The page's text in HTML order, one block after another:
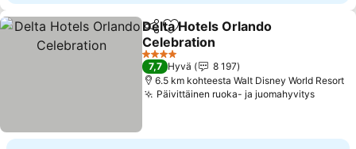
Jaa Lisää suosikkeihin
Delta Hotels Orlando
Celebration
Katso hinnat
4 Tähtiluokitus
7,7 Hyvä
8 197
6.5 km kohteesta Walt Disney World Resort
Päivittäinen ruoka- ja juomahyvitysKatso